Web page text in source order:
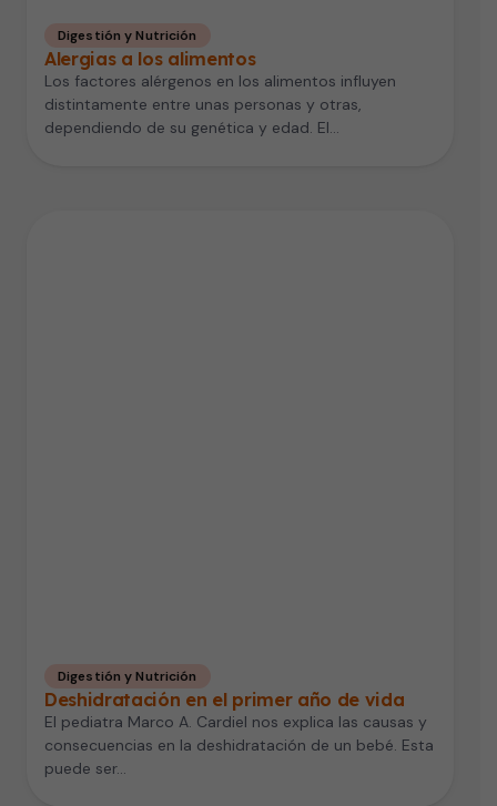
Digestión y Nutrición
Alergias a los alimentos
Los factores alérgenos en los alimentos influyen
distintamente entre unas personas y otras,
dependiendo de su genética y edad. El…
Digestión y Nutrición
Deshidratación en el primer año de vida
El pediatra Marco A. Cardiel nos explica las causas y
consecuencias en la deshidratación de un bebé. Esta
puede ser…